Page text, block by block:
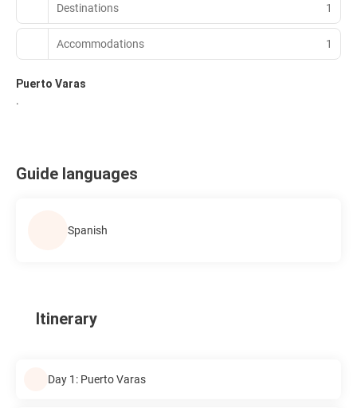
Destinations 1
Accommodations 1
Puerto Varas
.
Guide languages
Spanish
Itinerary
Day 1: Puerto Varas